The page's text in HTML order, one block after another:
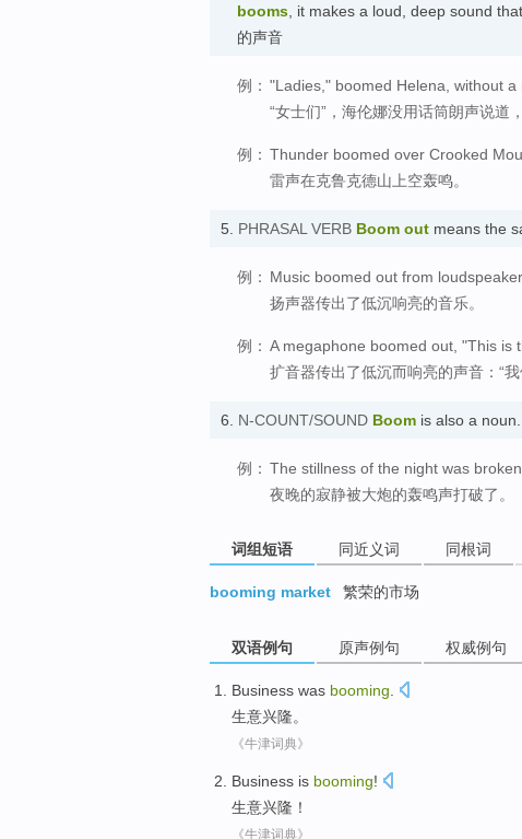
booms , it makes a loud, deep sound
的声音
例： "Ladies," boomed Helena, without
“女士们”，海伦娜没用话筒朗声说道
例： Thunder boomed over Crooked
雷声在克鲁克德山上空轰鸣。
5. PHRASAL VERB Boom out means the
例： Music boomed out from
扬声器传出了低沉响亮的音乐。
例： A megaphone boomed out, "This is
扩音器传出了低沉而响亮的声音：“
6. N-COUNT/SOUND Boom is also a
例： The stillness of the night was
夜晚的寂静被大炮的轰鸣声打破了。
词组短语 同近义词 同根词
booming market 繁荣的市场
双语例句 原声例句 权威例句
Business was booming
生意兴隆。
《牛津词典》
Business is booming!
生意兴隆 ！
《牛津词典》